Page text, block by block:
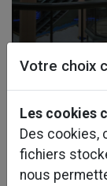
Votre choix
Les cookies
Des cookies,
fichiers
nous